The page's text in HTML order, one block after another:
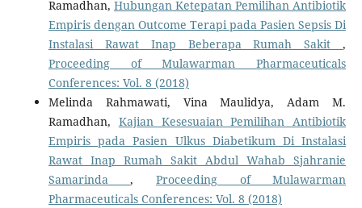
Ramadhan, Hubungan Ketepatan Pemilihan Antibiotik
Empiris dengan Outcome Terapi pada Pasien Sepsis Di
Instalasi Rawat Inap Beberapa Rumah Sakit,
Proceeding of Mulawarman Pharmaceuticals
Conferences: Vol. 8 (2018)
Melinda Rahmawati, Vina Maulidya, Adam M.
Ramadhan, Kajian Kesesuaian Pemilihan Antibiotik
Empiris pada Pasien Ulkus Diabetikum Di Instalasi
Rawat Inap Rumah Sakit Abdul Wahab Sjahranie
Samarinda, Proceeding of Mulawarman
Pharmaceuticals Conferences: Vol. 8 (2018)